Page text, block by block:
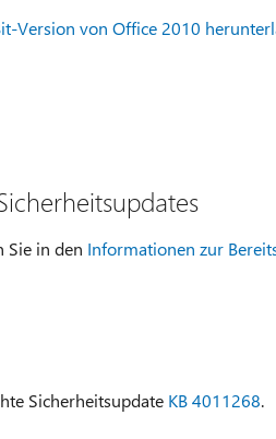
Version von Office 2010
Sie in den Informationen zur
Sicherheitsupdate KB 4011268.